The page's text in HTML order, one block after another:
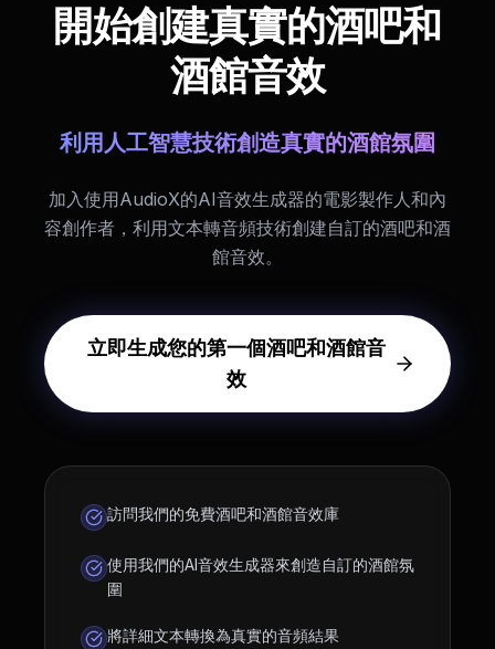
開始創建真實的酒吧和
酒館音效
利用人工智慧技術創造真實的酒館氛圍
加入使用AudioX的AI音效生成器的電影製作人和內
容創作者，利用文本轉音頻技術創建自訂的酒吧和酒
館音效。
立即生成您的第一個酒吧和酒館音
效
訪問我們的免費酒吧和酒館音效庫
使用我們的AI音效生成器來創造自訂的酒館氛
圍
將詳細文本轉換為真實的音頻結果